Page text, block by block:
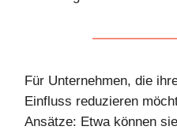
Für Unternehmen, die
Einfluss reduzieren
Ansätze: Etwa können